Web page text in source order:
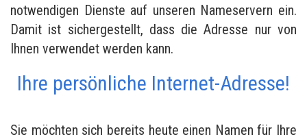
notwendigen Dienste auf unseren Nameservern ein.
Damit ist sichergestellt, dass die Adresse nur von
Ihnen verwendet werden kann.
Ihre persönliche Internet-Adresse!
Sie möchten sich bereits heute einen Namen für Ihre